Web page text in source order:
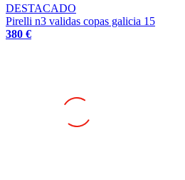
DESTACADO
Pirelli n3 validas copas galicia 15
380 €